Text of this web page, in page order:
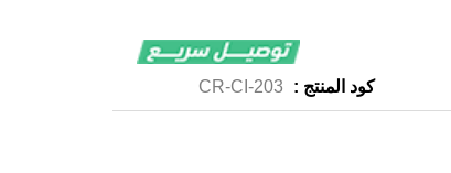
كود المنتج : CR-CI-203